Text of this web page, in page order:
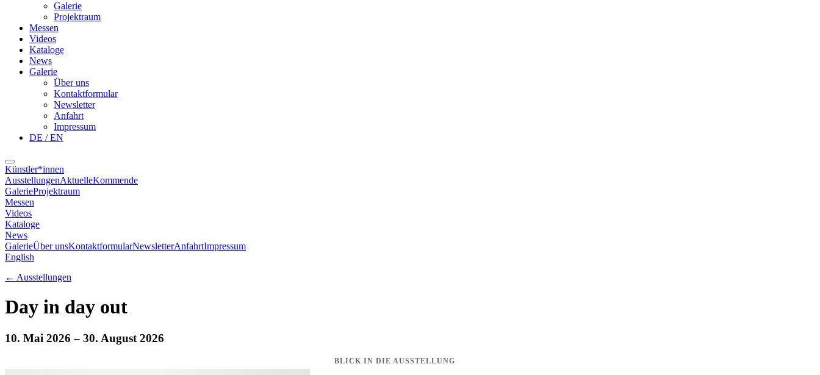
Galerie
Projektraum
Messen
Videos
Kataloge
News
Galerie
Über uns
Kontaktformular
Newsletter
Anfahrt
Impressum
DE / EN
Künstler*innen
AusstellungenAktuelleKommende
GalerieProjektraum
Messen
Videos
Kataloge
News
GalerieÜber unsKontaktformularNewsletterAnfahrtImpressum
English
← Ausstellungen
Day in day out
10. Mai 2026 – 30. August 2026
BLICK IN DIE AUSSTELLUNG